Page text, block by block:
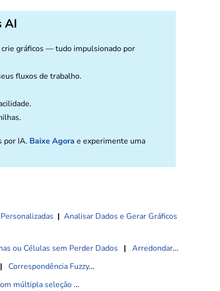
AI
crie gráficos — tudo impulsionado por
fluxos de trabalho.
por IA. Baixe Agora e experimente uma
| Analisar Dados e Gerar Gráficos
ou Células sem Perder Dados | Arredondar...
| Correspondência Fuzzy...
múltipla seleção ...